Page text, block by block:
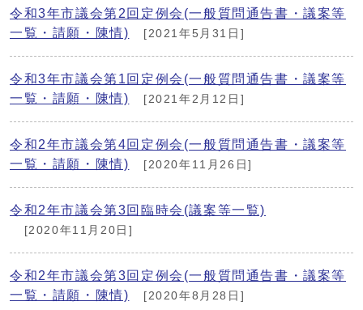
令和3年市議会第2回定例会(一般質問通告書・議案等
一覧・請願・陳情)
[2021年5月31日]
令和3年市議会第1回定例会(一般質問通告書・議案等
一覧・請願・陳情)
[2021年2月12日]
令和2年市議会第4回定例会(一般質問通告書・議案等
一覧・請願・陳情)
[2020年11月26日]
令和2年市議会第3回臨時会(議案等一覧)
[2020年11月20日]
令和2年市議会第3回定例会(一般質問通告書・議案等
一覧・請願・陳情)
[2020年8月28日]